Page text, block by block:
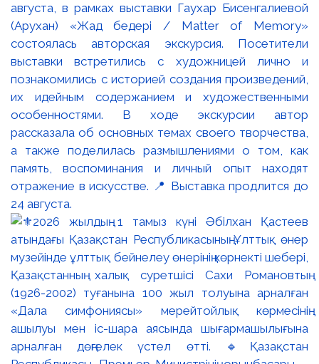
августа, в рамках выставки Гаухар Бисенгалиевой
(Арухан) «Жад бедері / Matter of Memory»
состоялась авторская экскурсия. Посетители
выставки встретились с художницей лично и
познакомились с историей создания произведений,
их идейным содержанием и художественными
особенностями. В ходе экскурсии автор
рассказала об основных темах своего творчества,
а также поделилась размышлениями о том, как
память, воспоминания и личный опыт находят
отражение в искусстве. 📍 Выставка продлится до
24 августа.